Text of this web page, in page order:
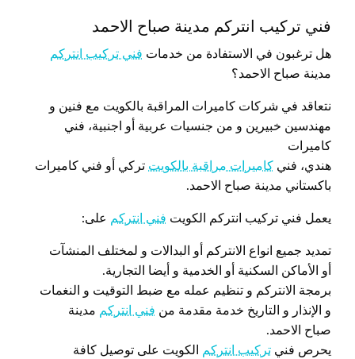
فني تركيب انتركم مدينة صباح الاحمد
هل ترغبون في الاستفادة من خدمات فني تركيب انتركم
مدينة صباح الاحمد؟
نتعاقد في شركات كاميرات المراقبة بالكويت مع فنين و
مهندسين خبيرين و من جنسيات عربية أو اجنبية، فني
كاميرات
هندي، فني كاميرات مراقبة بالكويت تركي أو فني كاميرات
باكستاني مدينة صباح الاحمد.
يعمل فني تركيب انتركم الكويت فني انتركم على:
تمديد جميع انواع الانتركم أو البدالات و لمختلف المنشآت
أو الأماكن السكنية أو الخدمية و أيضا التجارية.
برمجة الانتركم و تنظيم عمله مع ضبط التوقيت و النغمات
و الإنذار و التاريخ خدمة مقدمة من فني انتركم مدينة
صباح الاحمد.
يحرص فني تركيب انتركم الكويت على توصيل كافة